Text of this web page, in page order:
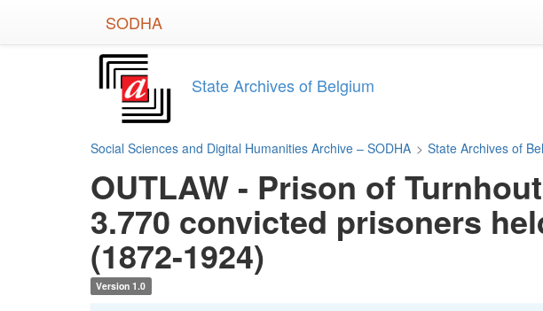
SODHA
State Archives of Belgium
Social Sciences and Digital Humanities Archive – SODHA > State Archives of
OUTLAW - Prison of
3.770 convicted prisoners
(1872-1924)
Version 1.0